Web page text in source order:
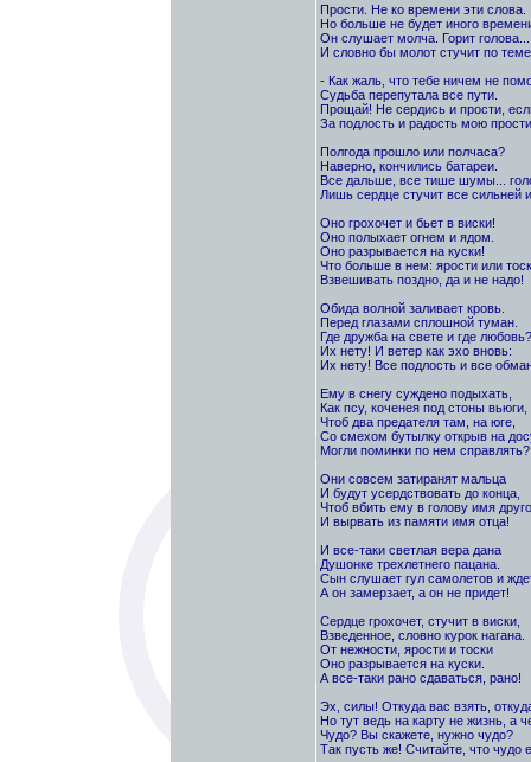
Прости. Не ко времени эти слова.
Но больше не будет иного
Он слушает молча. Горит голова...
И словно бы молот стучит по
- Как жаль, что тебе ничем не
Судьба перепутала все пути.
Прощай! Не сердись и прости,
За подлость и радость мою
Полгода прошло или полчаса?
Наверно, кончились батареи.
Все дальше, все тише шумы...
Лишь сердце стучит все сильней
Оно грохочет и бьет в виски!
Оно полыхает огнем и ядом.
Оно разрывается на куски!
Что больше в нем: ярости или
Взвешивать поздно, да и не надо!
Обида волной заливает кровь.
Перед глазами сплошной туман.
Где дружба на свете и где любовь?
Их нету! И ветер как эхо вновь:
Их нету! Все подлость и все
Ему в снегу суждено подыхать,
Как псу, коченея под стоны вьюги,
Чтоб два предателя там, на юге,
Со смехом бутылку открыв на
Могли поминки по нем
Они совсем затиранят мальца
И будут усердствовать до конца,
Чтоб вбить ему в голову имя
И вырвать из памяти имя отца!
И все-таки светлая вера дана
Душонке трехлетнего пацана.
Сын слушает гул самолетов и
А он замерзает, а он не придет!
Сердце грохочет, стучит в виски,
Взведенное, словно курок нагана.
От нежности, ярости и тоски
Оно разрывается на куски.
А все-таки рано сдаваться, рано!
Эх, силы! Откуда вас взять,
Но тут ведь на карту не жизнь, а
Чудо? Вы скажете, нужно чудо?
Так пусть же! Считайте, что чудо